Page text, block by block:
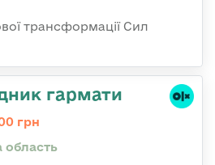
трансформації Сил
гармати
грн
область